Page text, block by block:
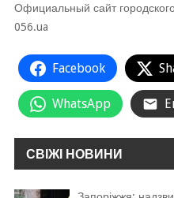
Официальный сайт
056.ua
Facebook
WhatsApp
СВІЖІ НОВИНИ